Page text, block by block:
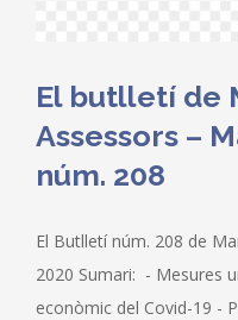
El butlletí de
Assessors –
núm. 208
El Butlletí núm. 208 de
2020 Sumari: - Mesures
econòmic del Covid-19 -